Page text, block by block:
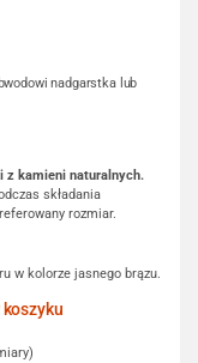
nadgarstka lub
z kamieni naturalnych.
składania
rozmiar.
w kolorze jasnego brązu.
koszyku